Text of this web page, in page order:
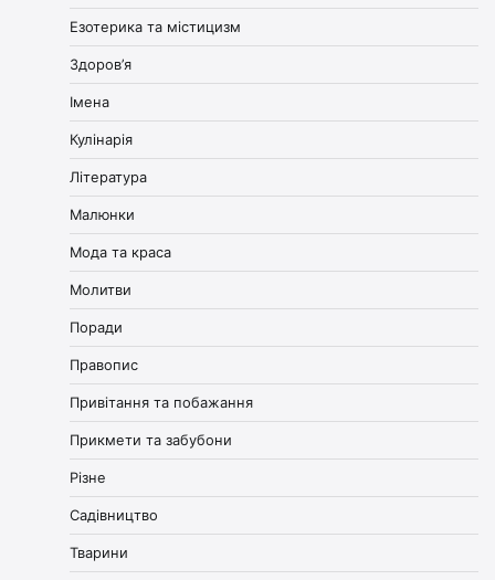
Езотерика та містицизм
Здоров’я
Імена
Кулінарія
Література
Малюнки
Мода та краса
Молитви
Поради
Правопис
Привітання та побажання
Прикмети та забубони
Різне
Садівництво
Тварини